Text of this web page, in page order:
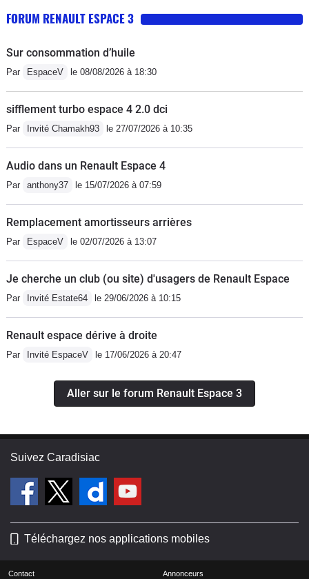
FORUM RENAULT ESPACE 3
Sur consommation d’huile
Par EspaceV le 08/08/2026 à 18:30
sifflement turbo espace 4 2.0 dci
Par Invité Chamakh93 le 27/07/2026 à 10:35
Audio dans un Renault Espace 4
Par anthony37 le 15/07/2026 à 07:59
Remplacement amortisseurs arrières
Par EspaceV le 02/07/2026 à 13:07
Je cherche un club (ou site) d'usagers de Renault Espace
Par Invité Estate64 le 29/06/2026 à 10:15
Renault espace dérive à droite
Par Invité EspaceV le 17/06/2026 à 20:47
Aller sur le forum Renault Espace 3
Suivez Caradisiac
Téléchargez nos applications mobiles
Contact Annonceurs